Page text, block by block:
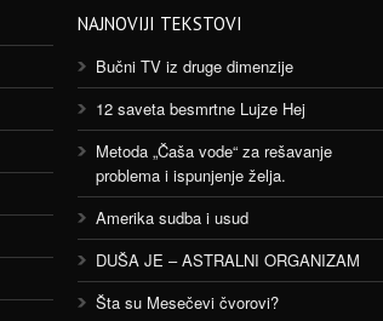
NAJNOVIJI TEKSTOVI
Bučni TV iz druge dimenzije
12 saveta besmrtne Lujze Hej
Metoda „Čaša vode“ za rešavanje
problema i ispunjenje želja.
Amerika sudba i usud
DUŠA JE – ASTRALNI ORGANIZAM
Šta su Mesečevi čvorovi?